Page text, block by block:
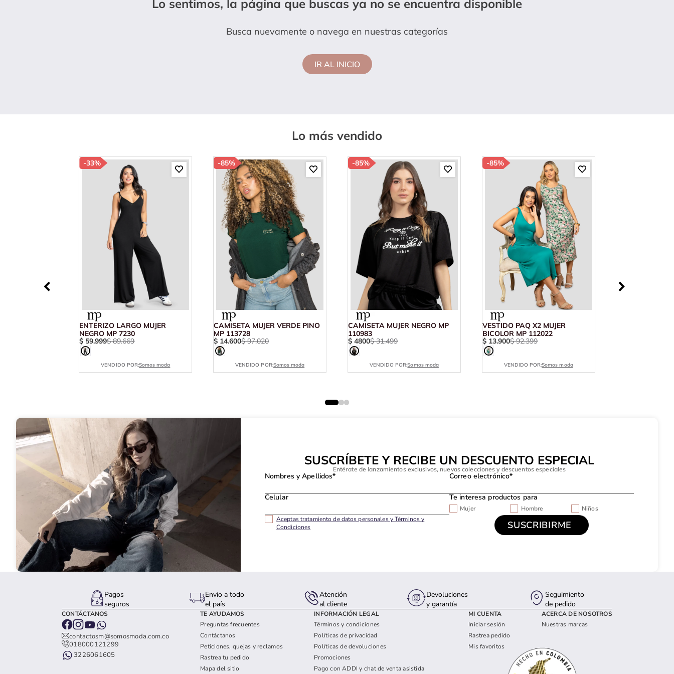
Lo sentimos, la página que buscas ya no se encuentra disponible
Busca nuevamente o navega en nuestras categorías
IR AL INICIO
Lo más vendido
-33%
ENTERIZO LARGO MUJER
NEGRO MP 7230
$ 59.999$ 89.669
VENDIDO POR:Somos moda
-85%
CAMISETA MUJER VERDE PINO
MP 113728
$ 14.600$ 97.020
VENDIDO POR:Somos moda
-85%
CAMISETA MUJER NEGRO MP
110983
$ 4800$ 31.499
VENDIDO POR:Somos moda
-85%
VESTIDO PAQ X2 MUJER
BICOLOR MP 112022
$ 13.900$ 92.399
VENDIDO POR:Somos moda
SUSCRÍBETE Y RECIBE UN DESCUENTO ESPECIAL
Entérate de lanzamientos exclusivos, nuevas colecciones y descuentos especiales
Nombres y Apellidos* Correo electrónico*
Celular Te interesa productos para
Mujer Hombre
Niños
Aceptas tratamiento de datos personales y Términos y
Condiciones
Pagos
seguros
Envio a todo
el país
Atención
al cliente
Devoluciones
y garantía
Seguimiento
de pedido
CONTÁCTANOS
contactosm@somosmoda.com.co
018000121299
3226061605
TE AYUDAMOS
Preguntas frecuentes
Contáctanos
Peticiones, quejas y reclamos
Rastrea tu pedido
Mapa del sitio
INFORMACIÓN LEGAL
Términos y condiciones
Políticas de privacidad
Políticas de devoluciones
Promociones
Pago con ADDI y chat de venta asistida
MI CUENTA
Iniciar sesión
Rastrea pedido
Mis favoritos
ACERCA DE NOSOTROS
Nuestras marcas
10. panties